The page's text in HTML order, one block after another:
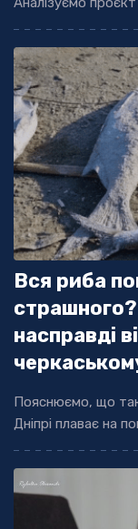
Вся риба
насправді
Пояснюємо, що
Дніпрі плаває на